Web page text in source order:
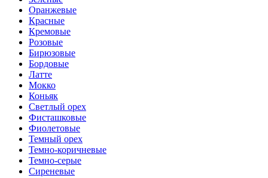
Оранжевые
Красные
Кремовые
Розовые
Бирюзовые
Бордовые
Латте
Мокко
Коньяк
Светлый орех
Фисташковые
Фиолетовые
Темный орех
Темно-коричневые
Темно-серые
Сиреневые